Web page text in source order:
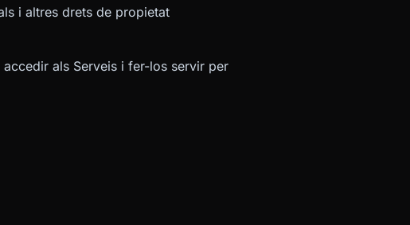
i altres drets de propietat
als Serveis i fer-los servir per